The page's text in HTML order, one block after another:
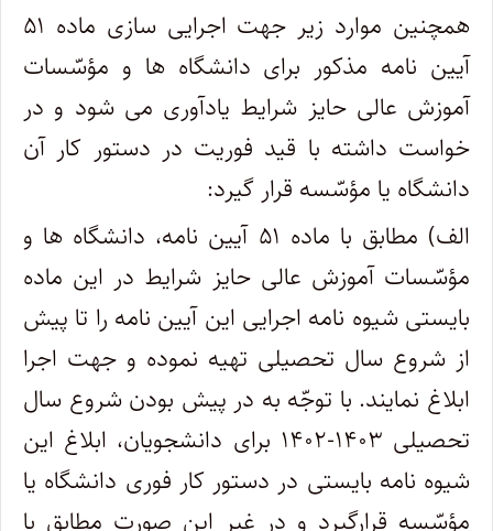
همچنین موارد زیر جهت اجرایی سازی ماده ۵۱
آیین نامه مذکور برای دانشگاه ها و مؤسّسات
آموزش عالی حایز شرایط یادآوری می شود و در
خواست داشته با قید فوریت در دستور کار آن
دانشگاه یا مؤسّسه قرار گیرد:
الف) مطابق با ماده ۵۱ آیین نامه، دانشگاه ها و
مؤسّسات آموزش عالی حایز شرایط در این ماده
بایستی شیوه نامه اجرایی این آیین نامه را تا پیش
از شروع سال تحصیلی تهیه نموده و جهت اجرا
ابلاغ نمایند. با توجّه به در پیش بودن شروع سال
تحصیلی ۱۴۰۳-۱۴۰۲ برای دانشجویان، ابلاغ این
شیوه نامه بایستی در دستور کار فوری دانشگاه یا
مؤسّسه قرارگیرد و در غیر این صورت مطابق با